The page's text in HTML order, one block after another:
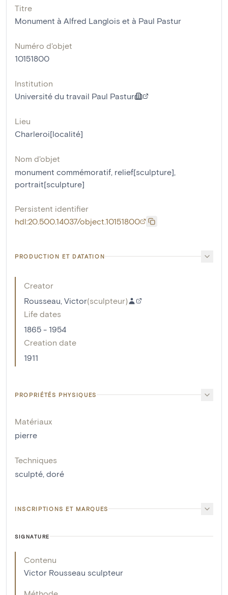
Titre
Monument à Alfred Langlois et à Paul Pastur
Numéro d'objet
10151800
Institution
Université du travail Paul Pastur
Lieu
Charleroi[localité]
Nom d'objet
monument commémoratif relief[sculpture]
portrait[sculpture]
Persistent identifier
hdl:20.500.14037/object.10151800
PRODUCTION ET DATATION
Creator
Rousseau, Victor(sculpteur)
Life dates
1865 - 1954
Creation date
1911
PROPRIÉTÉS PHYSIQUES
Matériaux
pierre
Techniques
sculpté doré
INSCRIPTIONS ET MARQUES
SIGNATURE
Contenu
Victor Rousseau sculpteur
Méthode